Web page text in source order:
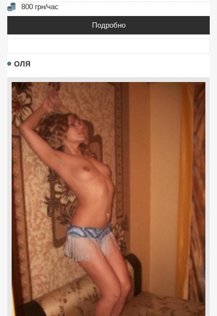
800 грн/час
Подробно
ОЛЯ